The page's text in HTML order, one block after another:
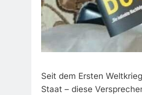
Seit dem Ersten
Staat – diese